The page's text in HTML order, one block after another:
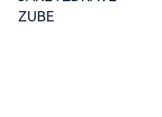
ZUBE